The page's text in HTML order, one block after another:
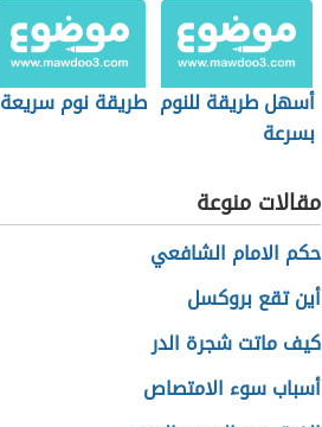
أسهل طريقة للنوم
بسرعة
طريقة نوم سريعة
مقالات منوعة
حكم الامام الشافعي
أين تقع بروكسل
كيف ماتت شجرة الدر
أسباب سوء الامتصاص